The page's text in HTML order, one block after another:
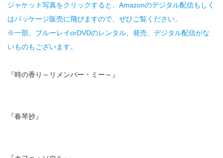
ジャケット写真をクリックすると、Amazonのデジタル配信もしく
はパッケージ販売に飛びますので、ぜひご覧ください。
※一部、ブルーレイorDVDのレンタル、発売、デジタル配信がな
いものもございます。
『時の香り～リメンバー・ミー～』
『春琴抄』